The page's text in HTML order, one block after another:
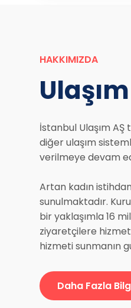
HAKKIMIZDA
İstanbul Ulaşım AŞ
diğer ulaşım
verilmeye devam
Artan kadın
sunulmaktadır.
bir yaklaşımla 16
ziyaretçilere
hizmeti sunmanın
Daha Fazla